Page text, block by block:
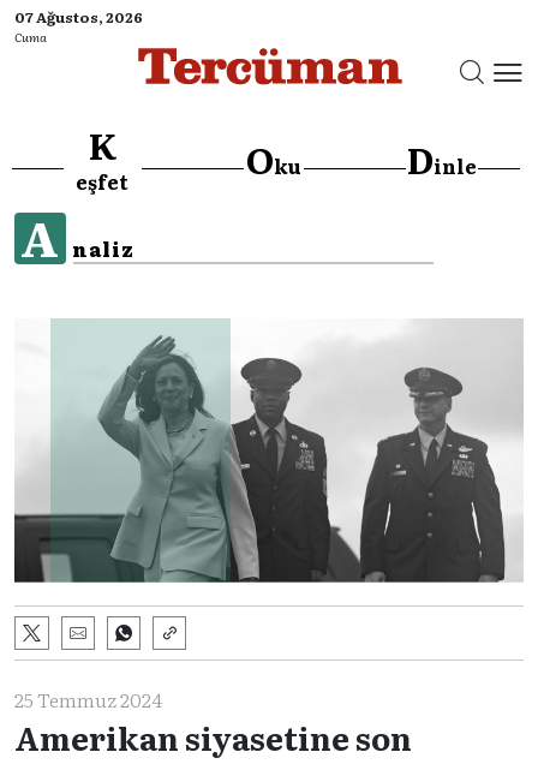
07 Ağustos, 2026
Cuma
K
eşfet Oku Dinle
A naliz
25 Temmuz 2024
Amerikan siyasetine son